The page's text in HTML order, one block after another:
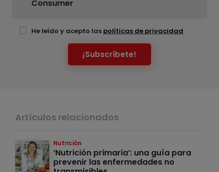
Consumer
He leído y acepto las políticas de privacidad
¡Subscríbete!
Artículos relacionados
Nutrición
‘Nutrición primaria’: una guía para
prevenir las enfermedades no